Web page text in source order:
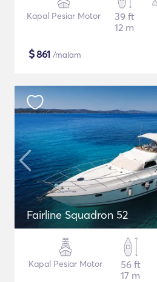
Kapal Pesiar Motor
39 ft
12 m
$861 /malam
Fairline Squadron 52
Kapal Pesiar Motor
56 ft
17 m